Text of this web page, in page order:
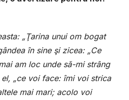
„Ţarina unui om bogat
în sine şi zicea: „Ce
am loc unde să-mi strâng
el, „ce voi face: îmi voi strica
mai mari; acolo voi